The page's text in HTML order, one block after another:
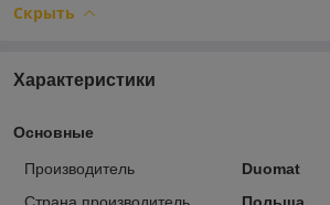
Скрыть
Характеристики
Основные
Производитель
Duomat
Страна производитель
Польша